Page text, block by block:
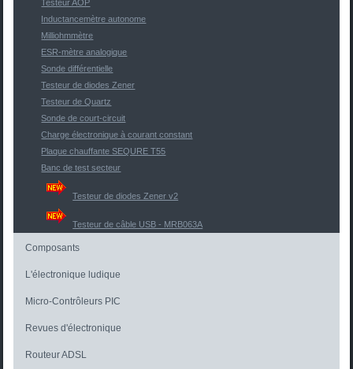
Testeur AOP
Inductancemètre autonome
Milliohmmètre
ESR-mètre analogique
Sonde différentielle
Testeur de diodes Zener
Testeur de Quartz
Sonde de court-circuit
Charge électronique à courant constant
Plaque chauffante SEQURE T55
Banc de test secteur
Testeur de diodes Zener v2
Testeur de câble USB - MRB063A
Composants
L'électronique ludique
Micro-Contrôleurs PIC
Revues d'électronique
Routeur ADSL